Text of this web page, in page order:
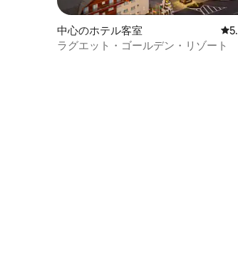
中心のホテル客室 レ
ラグエット・ゴールデン・リゾート